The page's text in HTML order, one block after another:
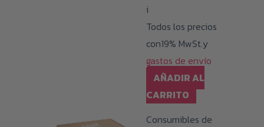
producto
i
Todos los precios
con19% MwSt.y
gastos de envío
AÑADIR AL
CARRITO
Consumibles de